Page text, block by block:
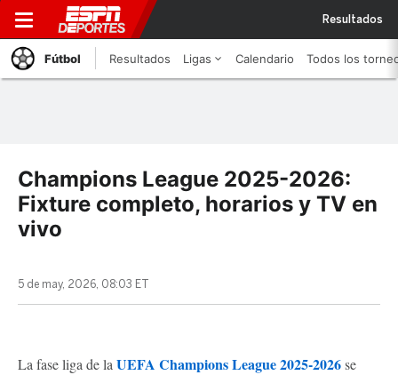
Resultados
Fútbol Resultados Ligas Calendario Todos los
Champions League 2025-2026:
Fixture completo, horarios y TV en
vivo
5 de may, 2026, 08:03 ET
La fase liga de la UEFA Champions League 2025-2026se